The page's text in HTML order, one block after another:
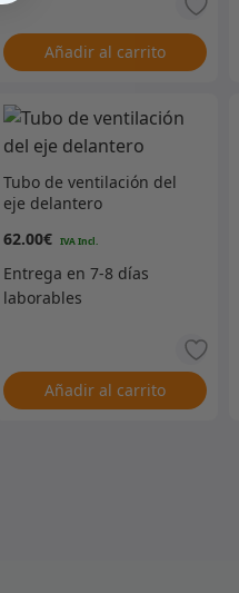
Añadir al carrito
Tubo de ventilación del
eje delantero
62.00€
Añadir al carrito